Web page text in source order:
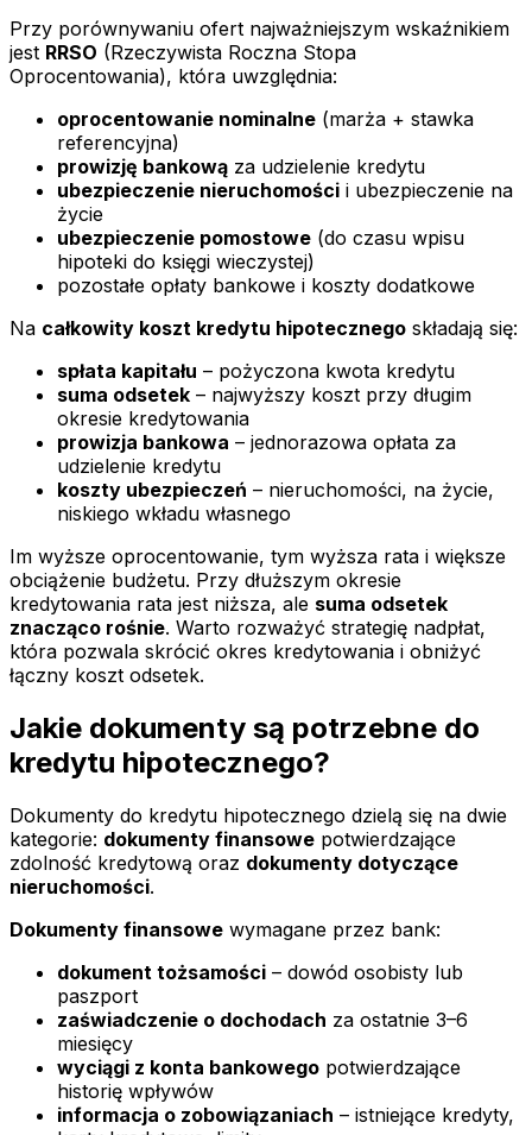
Przy porównywaniu ofert najważniejszym wskaźnikiem
jest RRSO (Rzeczywista Roczna Stopa
Oprocentowania), która uwzględnia:
oprocentowanie nominalne (marża + stawka
referencyjna)
prowizję bankową za udzielenie kredytu
ubezpieczenie nieruchomości i ubezpieczenie na
życie
ubezpieczenie pomostowe (do czasu wpisu
hipoteki do księgi wieczystej)
pozostałe opłaty bankowe i koszty dodatkowe
Na całkowity koszt kredytu hipotecznego składają się:
spłata kapitału – pożyczona kwota kredytu
suma odsetek – najwyższy koszt przy długim
okresie kredytowania
prowizja bankowa – jednorazowa opłata za
udzielenie kredytu
koszty ubezpieczeń – nieruchomości, na życie,
niskiego wkładu własnego
Im wyższe oprocentowanie, tym wyższa rata i większe
obciążenie budżetu. Przy dłuższym okresie
kredytowania rata jest niższa, ale suma odsetek
znacząco rośnie. Warto rozważyć strategię nadpłat,
która pozwala skrócić okres kredytowania i obniżyć
łączny koszt odsetek.
Jakie dokumenty są potrzebne do
kredytu hipotecznego?
Dokumenty do kredytu hipotecznego dzielą się na dwie
kategorie: dokumenty finansowe potwierdzające
zdolność kredytową oraz dokumenty dotyczące
nieruchomości.
Dokumenty finansowe wymagane przez bank:
dokument tożsamości – dowód osobisty lub
paszport
zaświadczenie o dochodach za ostatnie 3–6
miesięcy
wyciągi z konta bankowego potwierdzające
historię wpływów
informacja o zobowiązaniach – istniejące kredyty,